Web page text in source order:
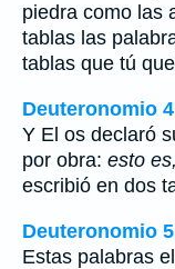
piedra como las
tablas las
tablas que tú
Deuteronomio
Y El os declaró
por obra: esto es,
escribió en dos
Deuteronomio
Estas palabras